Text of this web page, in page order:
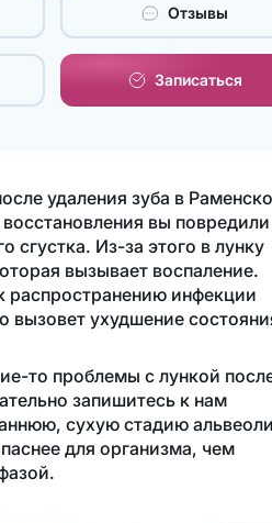
Отзывы
Записаться
удаления зуба в
вы повредили
сгустка. Из-за этого в лунку
вызывает воспаление.
распространению инфекции
вызовет ухудшение
то проблемы с лункой
запишитесь к нам
сухую стадию
для организма, чем